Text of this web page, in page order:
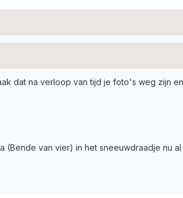
dat na verloop van tijd je foto's weg zijn
(Bende van vier) in het sneeuwdraadje nu